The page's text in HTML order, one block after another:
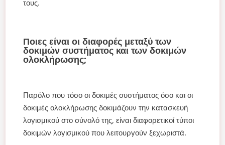
τους.
Ποιες είναι οι διαφορές μεταξύ των
δοκιμών συστήματος και των δοκιμών
ολοκλήρωσης;
Παρόλο που τόσο οι δοκιμές συστήματος όσο και οι
δοκιμές ολοκλήρωσης δοκιμάζουν την κατασκευή
λογισμικού στο σύνολό της, είναι διαφορετικοί τύποι
δοκιμών λογισμικού που λειτουργούν ξεχωριστά.